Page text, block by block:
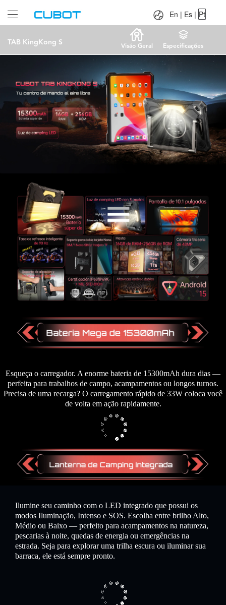
TAB KingKong S Visão Geral Especificações
En | Es | Pt
Esqueça o carregador. A enorme bateria de 15300mAh dura dias —
perfeita para trabalhos de campo, acampamentos ou longos turnos.
Precisa de uma recarga? O carregamento rápido de 33W coloca você
de volta em ação rapidamente.
Ilumine seu caminho com o LED integrado que possui os
modos Iluminação, Intenso e SOS. Escolha entre brilho Alto,
Médio ou Baixo — perfeito para acampamentos na natureza,
pescarias à noite, quedas de energia ou emergências na
estrada. Seja para explorar uma trilha escura ou iluminar sua
barraca, ele está sempre pronto.